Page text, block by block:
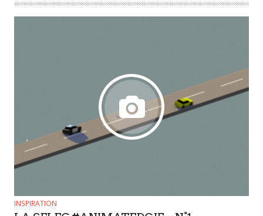
INSPIRATION